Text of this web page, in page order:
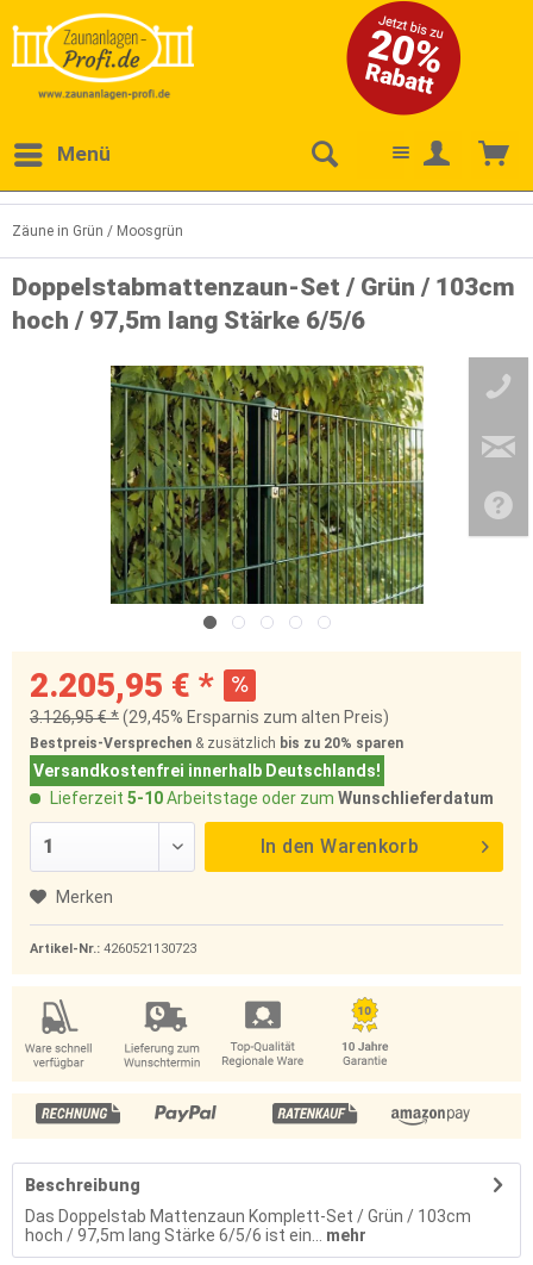
Menü
Zäune in Grün / Moosgrün
Doppelstabmattenzaun-Set / Grün / 103cm
hoch / 97,5m lang Stärke 6/5/6
2.205,95 € *
3.126,95 € *(29,45% Ersparnis zum alten Preis)
Bestpreis-Versprechen & zusätzlich bis zu 20% sparen
Versandkostenfrei innerhalb Deutschlands!
Lieferzeit 5-10Arbeitstage oder zum Wunschlieferdatum
In den Warenkorb
Merken
Artikel-Nr.: 4260521130723
Beschreibung
Das Doppelstab Mattenzaun Komplett-Set / Grün / 103cm
hoch / 97,5m lang Stärke 6/5/6 ist ein...
mehr